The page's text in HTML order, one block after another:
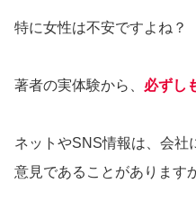
特に女性は不安ですよね？
著者の実体験から、 必ずし
ネットやSNS情報は、会社
意見であることがあります